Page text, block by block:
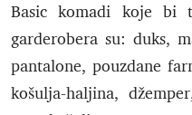
Basic komadi koje bi
garderobera su: duks,
pantalone, pouzdane
košulja-haljina,